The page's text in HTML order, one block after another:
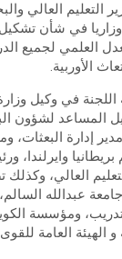
التعليم العالي
وزاريا في شأن
العلمي لجميع
الأوربية.
في وكيل وزارة
المساعد لشؤون
إدارة البعثات،
وايرلندا،
العالي، وكذلك
عبدالله السالم،
ومؤسسة
الهيئة العامة